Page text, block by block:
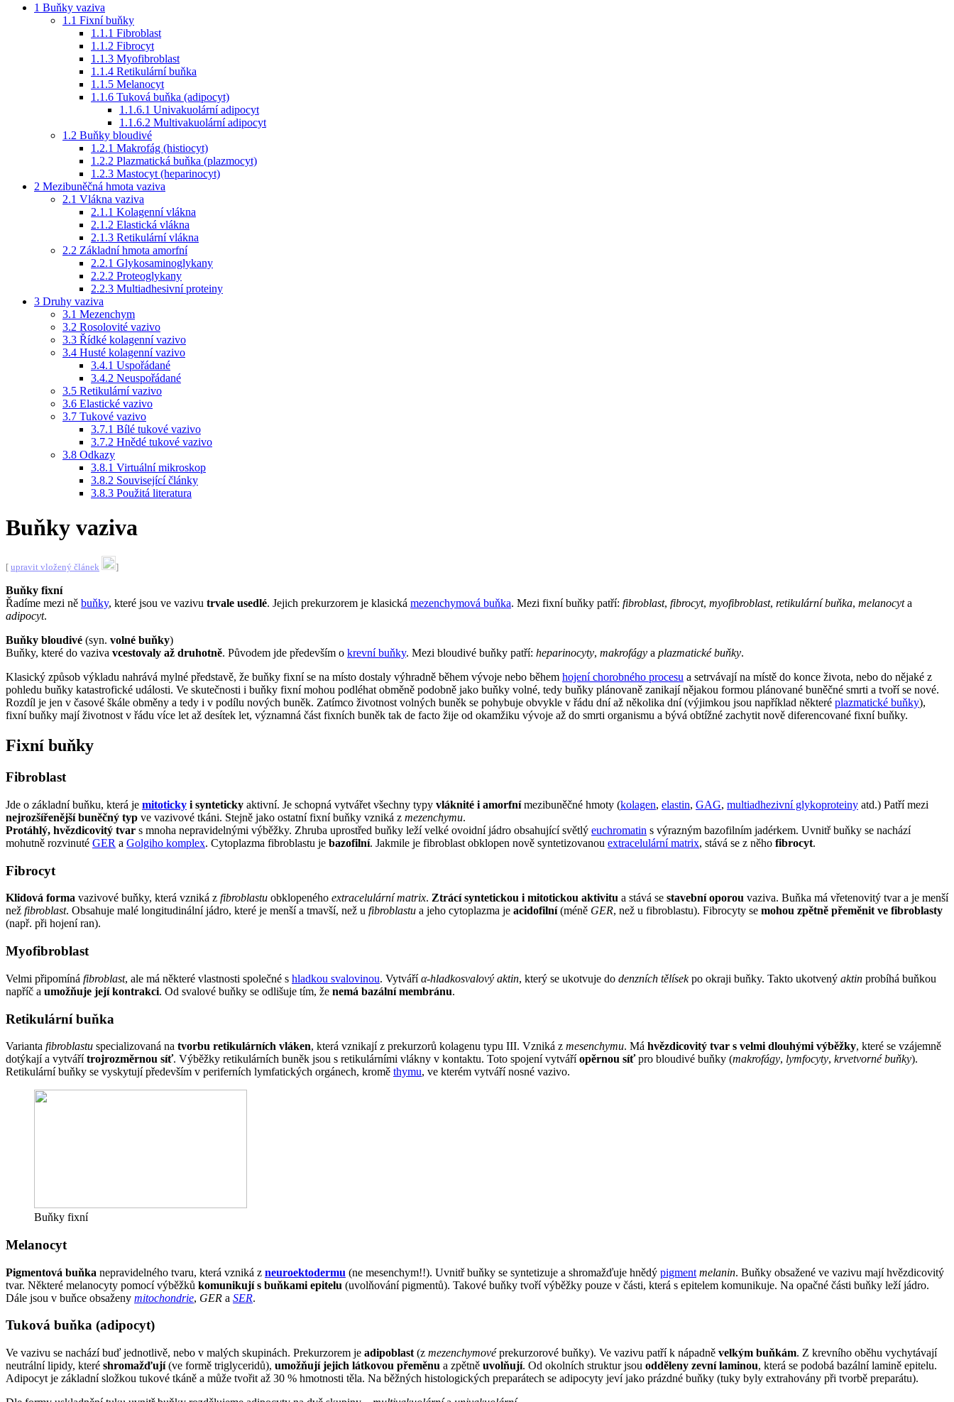
1 Buňky vaziva
1.1 Fixní buňky
1.1.1 Fibroblast
1.1.2 Fibrocyt
1.1.3 Myofibroblast
1.1.4 Retikulární buňka
1.1.5 Melanocyt
1.1.6 Tuková buňka (adipocyt)
1.1.6.1 Univakuolární adipocyt
1.1.6.2 Multivakuolární adipocyt
1.2 Buňky bloudivé
1.2.1 Makrofág (histiocyt)
1.2.2 Plazmatická buňka (plazmocyt)
1.2.3 Mastocyt (heparinocyt)
2 Mezibuněčná hmota vaziva
2.1 Vlákna vaziva
2.1.1 Kolagenní vlákna
2.1.2 Elastická vlákna
2.1.3 Retikulární vlákna
2.2 Základní hmota amorfní
2.2.1 Glykosaminoglykany
2.2.2 Proteoglykany
2.2.3 Multiadhesivní proteiny
3 Druhy vaziva
3.1 Mezenchym
3.2 Rosolovité vazivo
3.3 Řídké kolagenní vazivo
3.4 Husté kolagenní vazivo
3.4.1 Uspořádané
3.4.2 Neuspořádané
3.5 Retikulární vazivo
3.6 Elastické vazivo
3.7 Tukové vazivo
3.7.1 Bílé tukové vazivo
3.7.2 Hnědé tukové vazivo
3.8 Odkazy
3.8.1 Virtuální mikroskop
3.8.2 Související články
3.8.3 Použitá literatura
Buňky vaziva
[ upravit vložený článek ]
Buňky fixní
Řadíme mezi ně buňky, které jsou ve vazivu trvale usedlé. Jejich prekurzorem je klasická mezenchymová buňka. Mezi fixní buňky patří: fibroblast, fibrocyt, myofibroblast, retikulární buňka, melanocyta
adipocyt.
Buňky bloudivé (syn. volné buňky)
Buňky, které do vaziva vcestovaly až druhotně. Původem jde především o krevní buňky. Mezi bloudivé buňky patří: heparinocyty, makrofágy a plazmatické buňky.
Klasický způsob výkladu nahrává mylné představě, že buňky fixní se na místo dostaly výhradně během vývoje nebo během hojení chorobného procesu a setrvávají na místě do konce života, nebo do nějaké z
pohledu buňky katastrofické události. Ve skutečnosti i buňky fixní mohou podléhat obměně podobně jako buňky volné, tedy buňky plánovaně zanikají nějakou formou plánované buněčné smrti a tvoří se nové.
Rozdíl je jen v časové škále obměny a tedy i v podílu nových buněk. Zatímco životnost volných buněk se pohybuje obvykle v řádu dní až několika dní (výjimkou jsou například některé plazmatické buňky),
fixní buňky mají životnost v řádu více let až desítek let, významná část fixních buněk tak de facto žije od okamžiku vývoje až do smrti organismu a bývá obtížné zachytit nově diferencované fixní buňky.
Fixní buňky
Fibroblast
Jde o základní buňku, která je mitoticky i synteticky aktivní. Je schopná vytvářet všechny typy vláknité i amorfnímezibuněčné hmoty (kolagen, elastin, GAG, multiadhezivní glykoproteiny atd.) Patří mezi
nejrozšířenější buněčný typ ve vazivové tkáni. Stejně jako ostatní fixní buňky vzniká z mezenchymu.
Protáhlý, hvězdicovitý tvar s mnoha nepravidelnými výběžky. Zhruba uprostřed buňky leží velké ovoidní jádro obsahující světlý euchromatin s výrazným bazofilním jadérkem. Uvnitř buňky se nachází
mohutně rozvinuté GER a Golgiho komplex. Cytoplazma fibroblastu je bazofilní. Jakmile je fibroblast obklopen nově syntetizovanou extracelulární matrix, stává se z něho fibrocyt.
Fibrocyt
Klidová forma vazivové buňky, která vzniká z fibroblastu obklopeného extracelulární matrix. Ztrácí syntetickou i mitotickou aktivitu a stává se stavební oporou vaziva. Buňka má vřetenovitý tvar a je menší
než fibroblast. Obsahuje malé longitudinální jádro, které je menší a tmavší, než u fibroblastu a jeho cytoplazma je acidofilní(méně GER, než u fibroblastu). Fibrocyty se mohou zpětně přeměnit ve fibroblasty
(např. při hojení ran).
Myofibroblast
Velmi připomíná fibroblast, ale má některé vlastnosti společné s hladkou svalovinou. Vytváříα-hladkosvalový aktin, který se ukotvuje do denzních tělísekpo okraji buňky. Takto ukotvený aktin probíhá buňkou
napříč a umožňuje její kontrakci. Od svalové buňky se odlišuje tím, že nemá bazální membránu.
Retikulární buňka
Varianta fibroblastu specializovaná na tvorbu retikulárních vláken, která vznikají z prekurzorů kolagenu typu III. Vzniká z mesenchymu. Má hvězdicovitý tvar s velmi dlouhými výběžky, které se vzájemně
dotýkají a vytvářítrojrozměrnou síť. Výběžky retikulárních buněk jsou s retikulárními vlákny v kontaktu. Toto spojení vytváříopěrnou síťpro bloudivé buňky (makrofágy, lymfocyty, krvetvorné buňky).
Retikulární buňky se vyskytují především v periferních lymfatických orgánech, kromě thymu, ve kterém vytváří nosné vazivo.
Buňky fixní
Melanocyt
Pigmentová buňka nepravidelného tvaru, která vzniká z neuroektodermu (ne mesenchym!!). Uvnitř buňky se syntetizuje a shromažďuje hnědý pigment melanin. Buňky obsažené ve vazivu mají hvězdicovitý
tvar. Některé melanocyty pomocí výběžků komunikují s buňkami epitelu (uvolňování pigmentů). Takové buňky tvoří výběžky pouze v části, která s epitelem komunikuje. Na opačné části buňky leží jádro.
Dále jsou v buňce obsaženy mitochondrie, GER a SER.
Tuková buňka (adipocyt)
Ve vazivu se nachází buď jednotlivě, nebo v malých skupinách. Prekurzorem je adipoblast (z mezenchymovéprekurzorové buňky). Ve vazivu patří k nápadně velkým buňkám. Z krevního oběhu vychytávají
neutrální lipidy, které shromažďují(ve formě triglyceridů), umožňují jejich látkovou přeměnu a zpětně uvolňují. Od okolních struktur jsou odděleny zevní laminou, která se podobá bazální lamině epitelu.
Adipocyt je základní složkou tukové tkáně a může tvořit až 30 % hmotnosti těla. Na běžných histologických preparátech se adipocyty jeví jako prázdné buňky (tuky byly extrahovány při tvorbě preparátu).